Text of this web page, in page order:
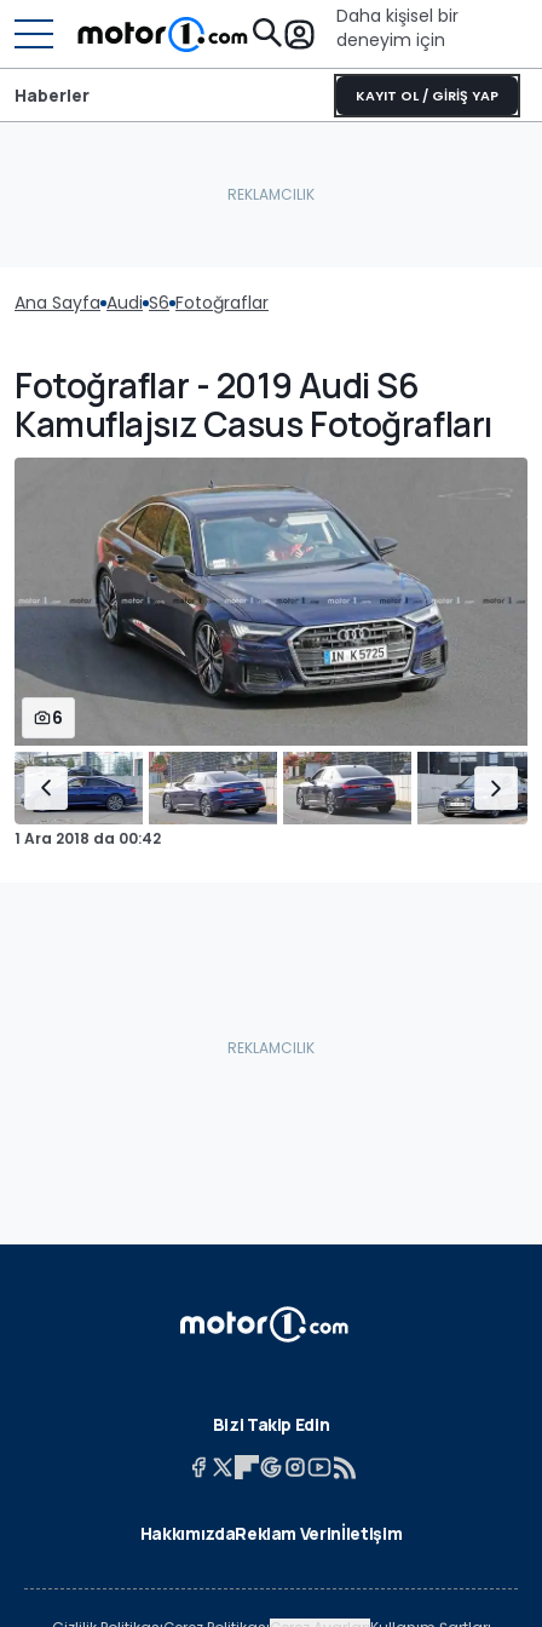
Daha kişisel bir
deneyim için
KAYIT OL / GİRİŞ YAP
Haberler
Ana Sayfa Audi S6 Fotoğraflar
Fotoğraflar - 2019 Audi S6
Kamuflajsız Casus Fotoğrafları
6
1 Ara 2018 da 00:42
Bizi Takip Edin
HakkımızdaReklam Verinİletişim